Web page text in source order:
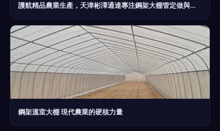
護航精品農業生產，天津彬澤通達專注鋼架大棚管定做與供應
鋼架溫室大棚 現代農業的硬核力量